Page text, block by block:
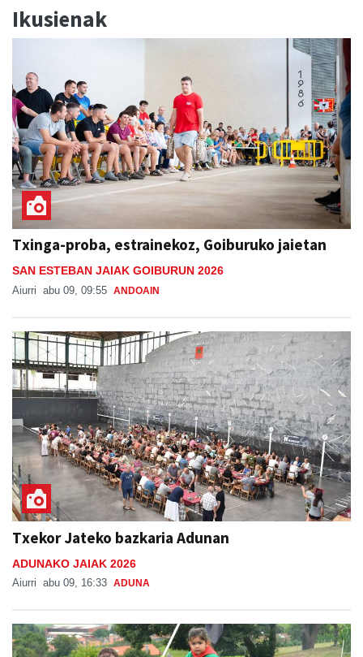
Ikusienak
Txinga-proba, estrainekoz, Goiburuko jaietan
SAN ESTEBAN JAIAK GOIBURUN 2026
Aiurri abu 09, 09:55 ANDOAIN
Txekor Jateko bazkaria Adunan
ADUNAKO JAIAK 2026
Aiurri abu 09, 16:33 ADUNA